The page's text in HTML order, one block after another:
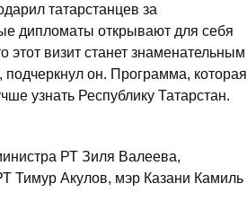
татарстанцев за
дипломаты открывают для себя
этот визит станет знаменательным
он. Программа, которая
узнать Республику Татарстан.
РТ Зиля Валеева,
Тимур Акулов, мэр Казани Камиль